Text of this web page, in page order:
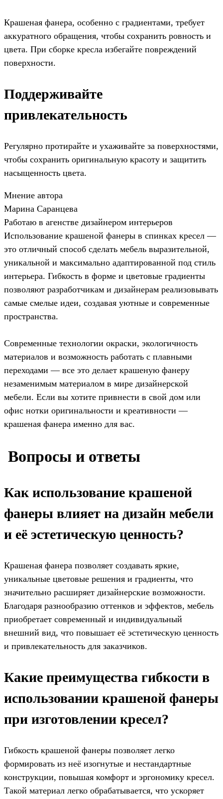
Крашеная фанера, особенно с градиентами, требует
аккуратного обращения, чтобы сохранить ровность и
цвета. При сборке кресла избегайте повреждений
поверхности.
Поддерживайте
привлекательность
Регулярно протирайте и ухаживайте за поверхностями,
чтобы сохранить оригинальную красоту и защитить
насыщенность цвета.
Мнение автора
Марина Саранцева
Работаю в агенстве дизайнером интерьеров
Использование крашеной фанеры в спинках кресел —
это отличный способ сделать мебель выразительной,
уникальной и максимально адаптированной под стиль
интерьера. Гибкость в форме и цветовые градиенты
позволяют разработчикам и дизайнерам реализовывать
самые смелые идеи, создавая уютные и современные
пространства.
Современные технологии окраски, экологичность
материалов и возможность работать с плавными
переходами — все это делает крашеную фанеру
незаменимым материалом в мире дизайнерской
мебели. Если вы хотите привнести в свой дом или
офис нотки оригинальности и креативности —
крашеная фанера именно для вас.
️ Вопросы и ответы
Как использование крашеной
фанеры влияет на дизайн мебели
и её эстетическую ценность?
Крашеная фанера позволяет создавать яркие,
уникальные цветовые решения и градиенты, что
значительно расширяет дизайнерские возможности.
Благодаря разнообразию оттенков и эффектов, мебель
приобретает современный и индивидуальный
внешний вид, что повышает её эстетическую ценность
и привлекательность для заказчиков.
Какие преимущества гибкости в
использовании крашеной фанеры
при изготовлении кресел?
Гибкость крашеной фанеры позволяет легко
формировать из неё изогнутые и нестандартные
конструкции, повышая комфорт и эргономику кресел.
Такой материал легко обрабатывается, что ускоряет